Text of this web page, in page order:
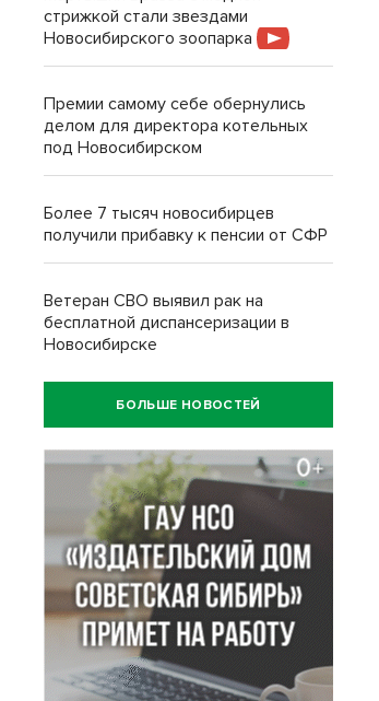
стрижкой стали звездами
Новосибирского зоопарка
Премии самому себе обернулись
делом для директора котельных
под Новосибирском
Более 7 тысяч новосибирцев
получили прибавку к пенсии от СФР
Ветеран СВО выявил рак на
бесплатной диспансеризации в
Новосибирске
БОЛЬШЕ НОВОСТЕЙ